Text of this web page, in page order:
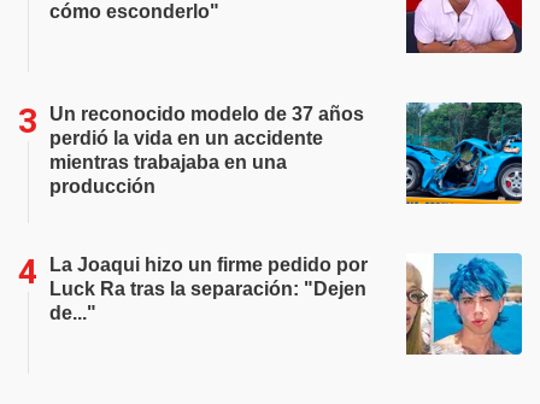
cómo esconderlo"
Un reconocido modelo de 37 años
perdió la vida en un accidente
mientras trabajaba en una
producción
La Joaqui hizo un firme pedido por
Luck Ra tras la separación: "Dejen
de..."